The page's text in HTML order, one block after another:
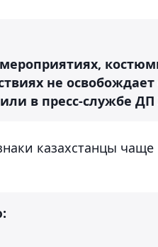
не
в пресс-службе ДП
казахстанцы чаще